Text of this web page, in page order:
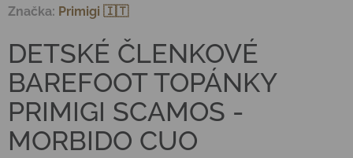
DETSKÉ ČLENKOVÉ
BAREFOOT TOPÁNKY
PRIMIGI SCAMOS -
MORBIDO CUO
Značka: Primigi 🇮🇹